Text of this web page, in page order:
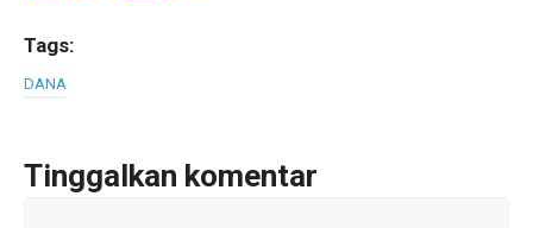
ce
o
k
p
m
Tags:
DANA
Tinggalkan komentar